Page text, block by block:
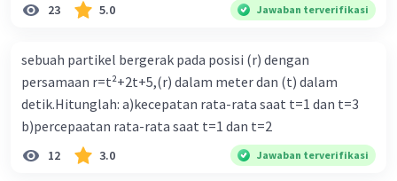
Iklan
23 5.0 Jawaban terverifikasi
sebuah partikel bergerak pada posisi (r) dengan
persamaan r=t²+2t+5,(r) dalam meter dan (t) dalam
detik.Hitunglah: a)kecepatan rata-rata saat t=1 dan t=3
b)percepaatan rata-rata saat t=1 dan t=2
12 3.0 Jawaban terverifikasi